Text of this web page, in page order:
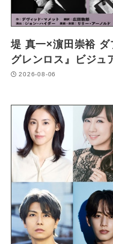
堤 真一×濵田崇裕 ダ
グレンロス』ビジュ
2026-08-06